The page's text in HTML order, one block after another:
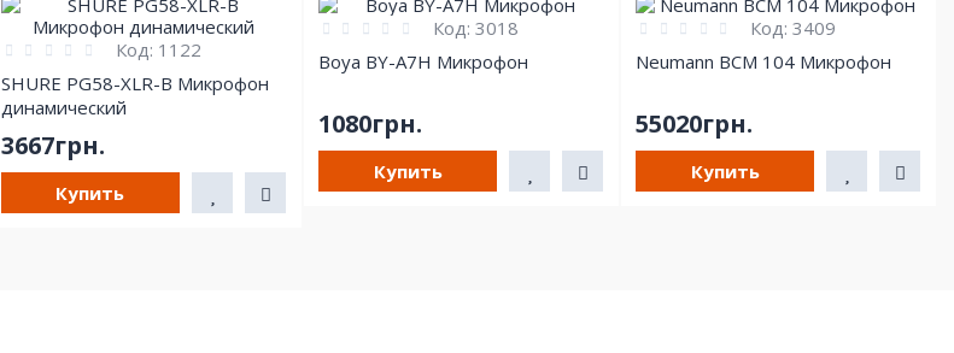
Код: 1122
SHURE PG58-XLR-B Микрофон
динамический
3667грн.
Купить
Код:3018
Boya BY-A7H Микрофон
1080грн.
Купить
Код:3409
Neumann BCM 104 Микрофон
55020грн.
Купить